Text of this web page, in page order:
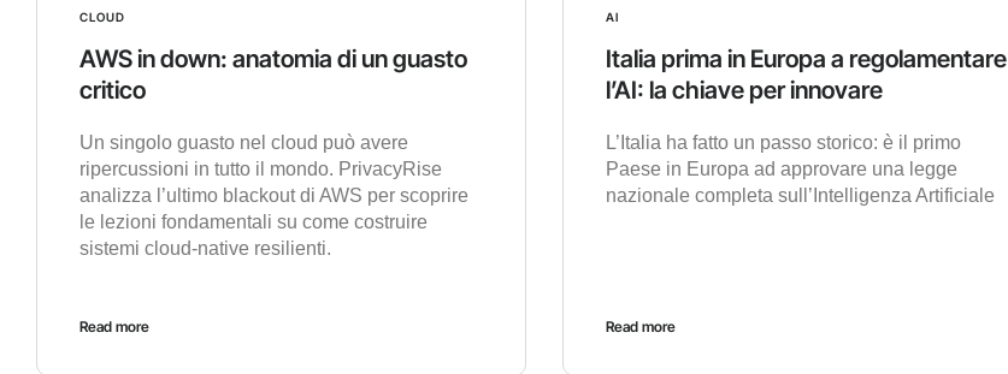
CLOUD
AWS in down: anatomia di un guasto
critico
Un singolo guasto nel cloud può avere
ripercussioni in tutto il mondo. PrivacyRise
analizza l’ultimo blackout di AWS per scoprire
le lezioni fondamentali su come costruire
sistemi cloud-native resilienti.
Read more
AI
Italia prima in Europa a regolamentare
l’AI: la chiave per innovare
L’Italia ha fatto un passo storico: è il primo
Paese in Europa ad approvare una legge
nazionale completa sull’Intelligenza Artificiale
Read more